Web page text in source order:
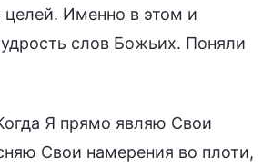
целей. Именно в этом и
слов Божьих. Поняли
Я прямо являю Свои
Свои намерения во плоти,